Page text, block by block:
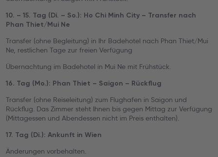
10. – 15. Tag (Di. – So.): Ho Chi Minh City – Transfer nach
Phan Thiet/Mui Ne
Transfer (ohne Begleitung) in Ihr Badehotel nach Phan Thiet/Mui
Ne, restlichen Tage zur freien Verfügung
Übernachtung im Badehotel in Mui Ne mit Frühstück.
16. Tag (Mo.): Phan Thiet – Saigon – Rückflug
Transfer (ohne Reiseleitung) zum Flughafen in Saigon und
Rückflug. Das Zimmer steht Ihnen bis gegen Mittag zur Verfügung
(Mittagessen und Abendessen nicht im Preis enthalten).
17. Tag (Di.): Ankunft in Wien
Änderungen vorbehalten.